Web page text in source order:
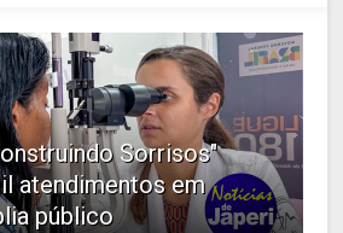
Sorrisos"
atendimentos em
público